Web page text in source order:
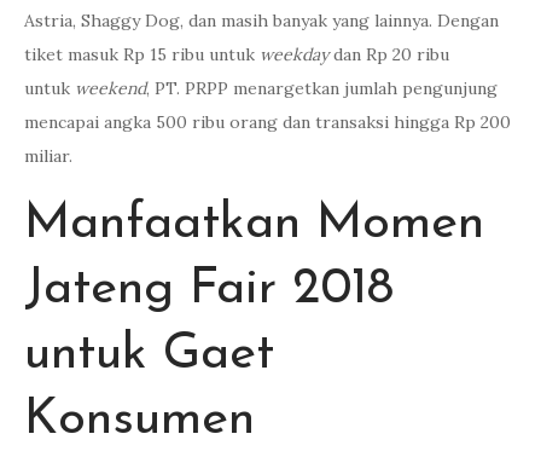
Astria, Shaggy Dog, dan masih banyak yang lainnya. Dengan
tiket masuk Rp 15 ribu untuk weekdaydan Rp 20 ribu
untuk weekend, PT. PRPP menargetkan jumlah pengunjung
mencapai angka 500 ribu orang dan transaksi hingga Rp 200
miliar.
Manfaatkan Momen
Jateng Fair 2018
untuk Gaet
Konsumen